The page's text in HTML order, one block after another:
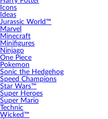
Icons
Ideas
Jurassic World™
Marvel
Minecraft
Minifigures
Ninjago
One Piece
Pokemon
Sonic the Hedgehog
Speed Champions
Star Wars™
Super Heroes
Super Mario
Technic
Wicked™